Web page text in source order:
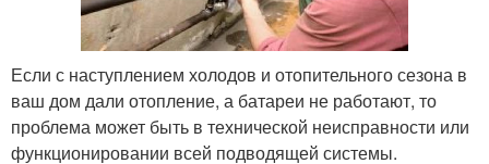
Если с наступлением холодов и отопительного сезона в
ваш дом дали отопление, а батареи не работают, то
проблема может быть в технической неисправности или
функционировании всей подводящей системы.